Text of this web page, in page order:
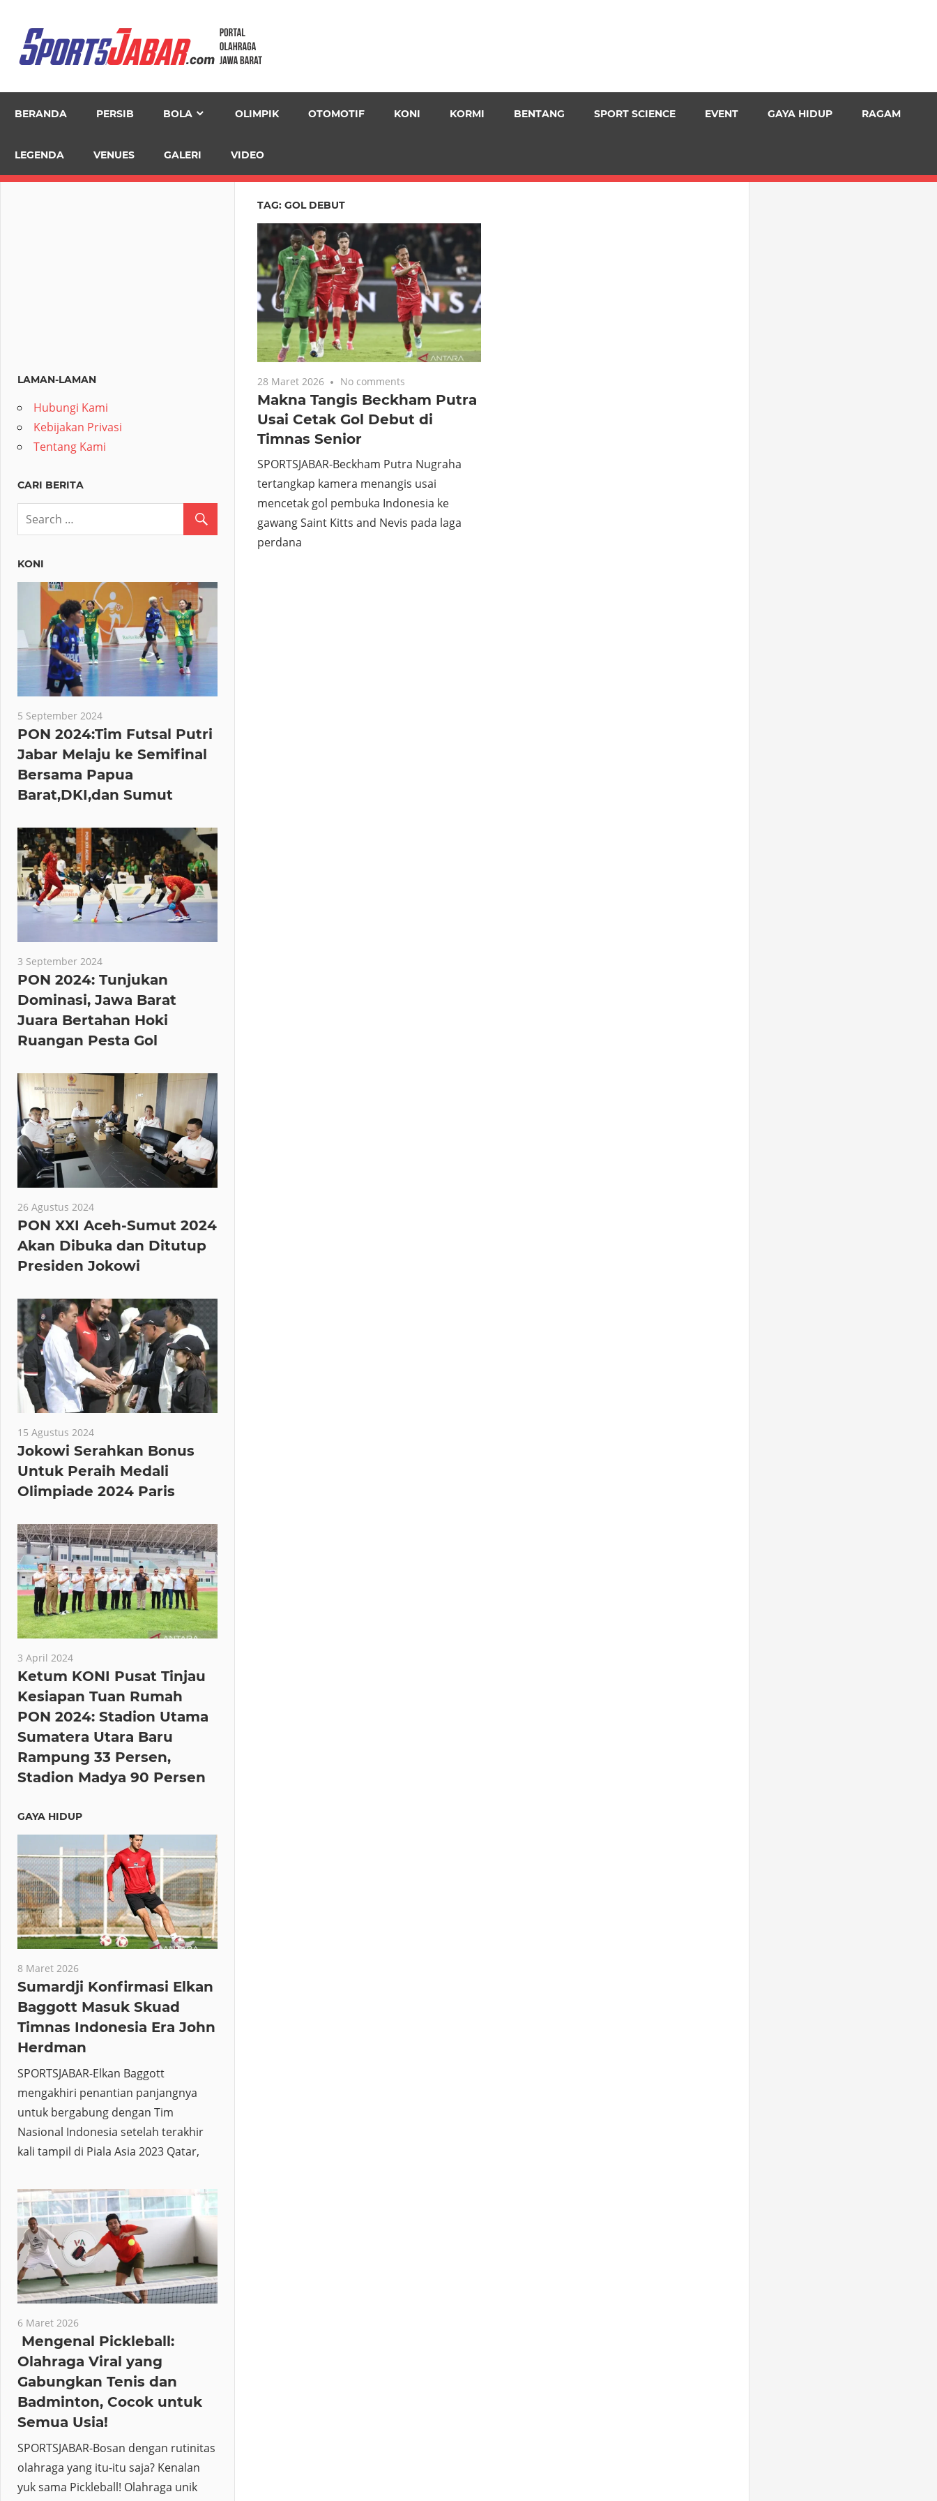
content
BERANDA PERSIB BOLA OLIMPIK OTOMOTIF KONI KORMI BENTANG SPORT SCIENCE EVENT GAYA HIDUP RAGAM
LEGENDA VENUES GALERI VIDEO
TAG: GOL DEBUT
28 Maret 2026 No comments
Makna Tangis Beckham Putra
Usai Cetak Gol Debut di
Timnas Senior
SPORTSJABAR-Beckham Putra Nugraha
tertangkap kamera menangis usai
mencetak gol pembuka Indonesia ke
gawang Saint Kitts and Nevis pada laga
perdana
LAMAN-LAMAN
Hubungi Kami
Kebijakan Privasi
Tentang Kami
CARI BERITA
KONI
5 September 2024
PON 2024:Tim Futsal Putri
Jabar Melaju ke Semifinal
Bersama Papua
Barat,DKI,dan Sumut
3 September 2024
PON 2024: Tunjukan
Dominasi, Jawa Barat
Juara Bertahan Hoki
Ruangan Pesta Gol
26 Agustus 2024
PON XXI Aceh-Sumut 2024
Akan Dibuka dan Ditutup
Presiden Jokowi
15 Agustus 2024
Jokowi Serahkan Bonus
Untuk Peraih Medali
Olimpiade 2024 Paris
3 April 2024
Ketum KONI Pusat Tinjau
Kesiapan Tuan Rumah
PON 2024: Stadion Utama
Sumatera Utara Baru
Rampung 33 Persen,
Stadion Madya 90 Persen
GAYA HIDUP
8 Maret 2026
Sumardji Konfirmasi Elkan
Baggott Masuk Skuad
Timnas Indonesia Era John
Herdman
SPORTSJABAR-Elkan Baggott
mengakhiri penantian panjangnya
untuk bergabung dengan Tim
Nasional Indonesia setelah terakhir
kali tampil di Piala Asia 2023 Qatar,
6 Maret 2026
Mengenal Pickleball:
Olahraga Viral yang
Gabungkan Tenis dan
Badminton, Cocok untuk
Semua Usia!
SPORTSJABAR-Bosan dengan rutinitas
olahraga yang itu-itu saja? Kenalan
yuk sama Pickleball! Olahraga unik